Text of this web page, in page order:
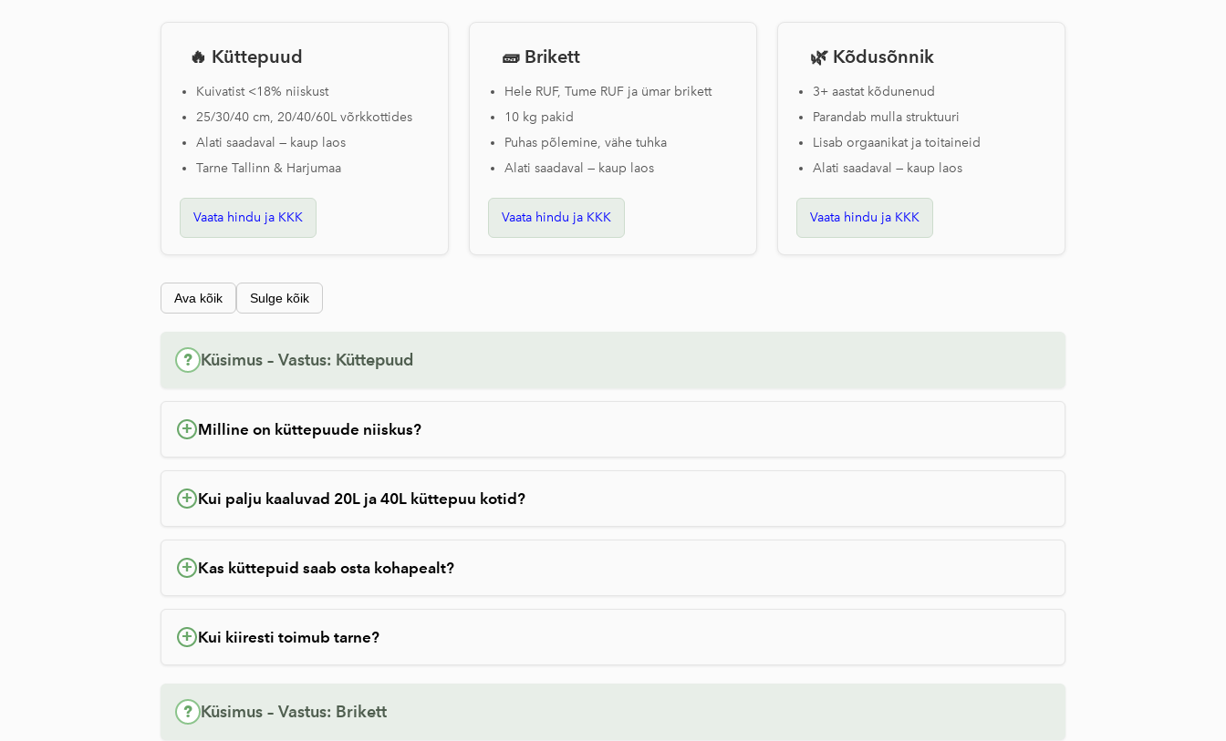
🔥 Küttepuud
Kuivatist <18% niiskust
25/30/40 cm, 20/40/60L võrkkottides
Alati saadaval — kaup laos
Tarne Tallinn & Harjumaa
Vaata hindu ja KKK
🧱 Brikett
Hele RUF, Tume RUF ja ümar brikett
10 kg pakid
Puhas põlemine, vähe tuhka
Alati saadaval — kaup laos
Vaata hindu ja KKK
🌿 Kõdusõnnik
3+ aastat kõdunenud
Parandab mulla struktuuri
Lisab orgaanikat ja toitaineid
Alati saadaval — kaup laos
Vaata hindu ja KKK
Ava kõik Sulge kõik
? Küsimus – Vastus: Küttepuud
+ Milline on küttepuude niiskus?
+ Kui palju kaaluvad 20L ja 40L küttepuu kotid?
+ Kas küttepuid saab osta kohapealt?
+ Kui kiiresti toimub tarne?
? Küsimus – Vastus: Brikett